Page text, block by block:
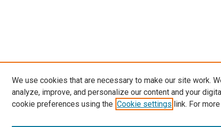
We use cookies that are necessary to make our site work.
analyze, improve, and personalize our content and your
cookie preferences using the Cookie settings link. For